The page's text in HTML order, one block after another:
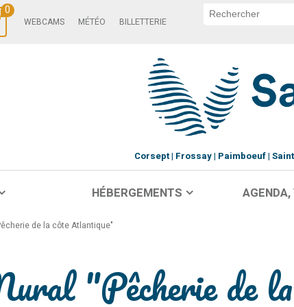
0
WEBCAMS MÉTÉO BILLETTERIE
Corsept Frossay Paimboeuf
HÉBERGEMENTS
de la côte Atlantique"
"Pêcherie de